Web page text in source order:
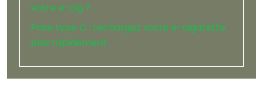
votre e-cig ?
Prise type C : rechargez votre e-cigarette
plus rapidement